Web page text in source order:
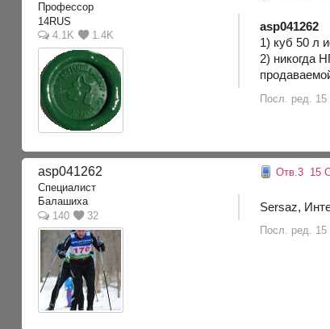
Профессор
14RUS
4.1K
1.4K
asp041262
1) куб 50 л
2) никогда
Посл. ред. 15
asp041262
Специалист
Балашиха
140
32
Отв.3 15
Sersaz,
Посл. ред. 15